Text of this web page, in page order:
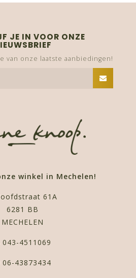
JE IN VOOR ONZE
van onze laatste aanbiedingen!
winkel in Mechelen!
61A
6281 BB
MECHELEN
043-4511069
06-43873434